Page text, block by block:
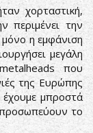
χορταστική,
περιμένει την
η εμφάνιση
μεγάλη
που
της Ευρώπης
μπροστά
το